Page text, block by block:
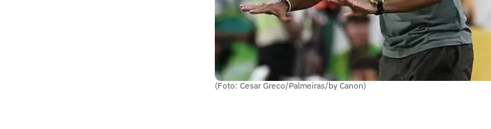
(Foto: Cesar Greco/Palmeiras/by Canon)